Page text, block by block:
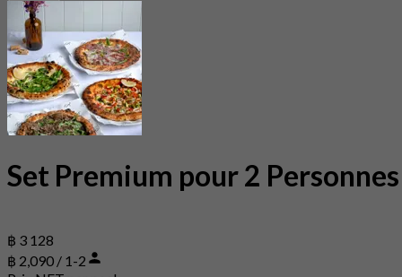
Set Premium pour 2 Personnes
฿ 3 128
฿ 2,090 / 1-2